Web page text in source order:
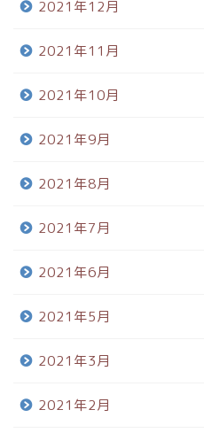
2021年12月
2021年11月
2021年10月
2021年9月
2021年8月
2021年7月
2021年6月
2021年5月
2021年3月
2021年2月